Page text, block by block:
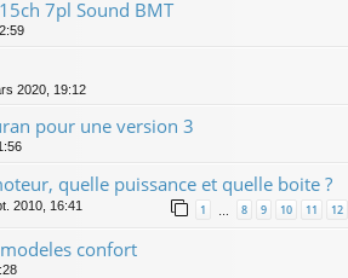
7pl Sound BMT
2020, 19:12
pour une version 3
quelle puissance et quelle boite ?
2010, 16:41 1 8 9 10 11 12
confort